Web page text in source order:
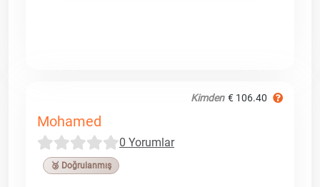
Kimden € 106.40
Mohamed
0 Yorumlar
🥉 Doğrulanmış